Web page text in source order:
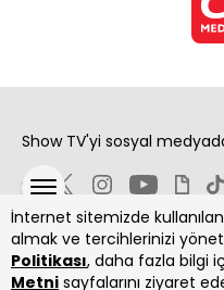
İnternet sitemizde
almak ve tercihlerinizi
Politikası, daha fazla bilgi
Metni sayfalarını ziyaret
Show TV'yi sosyal